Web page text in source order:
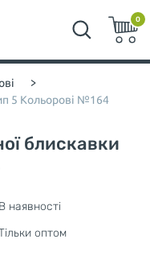
0
>
5 Кольорові №164
блискавки
В наявності
оптом